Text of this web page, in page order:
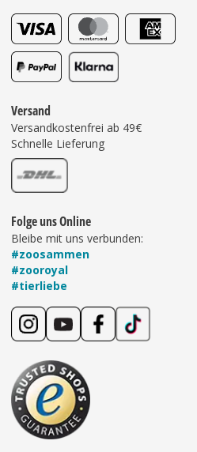
Versand
Versandkostenfrei ab 49€
Schnelle Lieferung
Folge uns Online
Bleibe mit uns verbunden:
#zoosammen
#zooroyal
#tierliebe